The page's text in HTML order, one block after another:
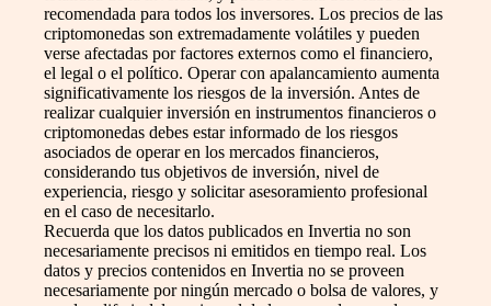
recomendada para todos los inversores. Los precios de las
criptomonedas son extremadamente volátiles y pueden
verse afectadas por factores externos como el financiero,
el legal o el político. Operar con apalancamiento aumenta
significativamente los riesgos de la inversión. Antes de
realizar cualquier inversión en instrumentos financieros o
criptomonedas debes estar informado de los riesgos
asociados de operar en los mercados financieros,
considerando tus objetivos de inversión, nivel de
experiencia, riesgo y solicitar asesoramiento profesional
en el caso de necesitarlo.
Recuerda que los datos publicados en Invertia no son
necesariamente precisos ni emitidos en tiempo real. Los
datos y precios contenidos en Invertia no se proveen
necesariamente por ningún mercado o bolsa de valores, y